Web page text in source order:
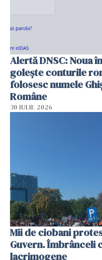
Alertă DNSC: Noua
golește conturile
folosesc numele
Române
30 IULIE 2026
Mii de ciobani
Guvern. Îmbrânceli
lacrimogene